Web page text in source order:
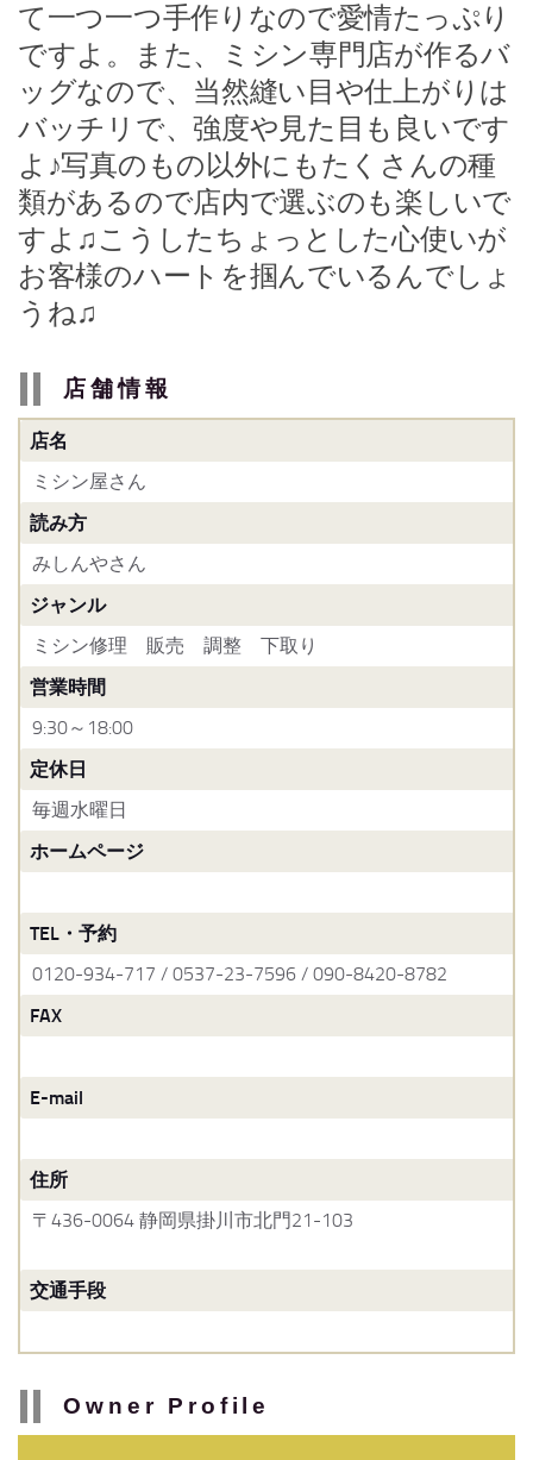
て一つ一つ手作りなので愛情たっぷり
ですよ。また、ミシン専門店が作るバ
ッグなので、当然縫い目や仕上がりは
バッチリで、強度や見た目も良いです
よ♪写真のもの以外にもたくさんの種
類があるので店内で選ぶのも楽しいで
すよ♫こうしたちょっとした心使いが
お客様のハートを掴んでいるんでしょ
うね♫
店舗情報
店名
ミシン屋さん
読み方
みしんやさん
ジャンル
ミシン修理 販売 調整 下取り
営業時間
9:30～18:00
定休日
毎週水曜日
ホームページ
TEL・予約
0120-934-717 / 0537-23-7596 / 090-8420-8782
FAX
E-mail
住所
〒436-0064 静岡県掛川市北門21-103
交通手段
Owner Profile